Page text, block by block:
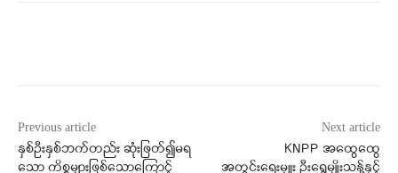
Previous article
နှစ်ဦးနှစ်ဘက်တည်း ဆုံးဖြတ်၍မရ
သော ကိစ္စများဖြစ်သောကြောင့်
Next article
KNPP အထွေထွေ
အတွင်းရေးမှူး ဦးရွှေမျိုးသန့်နှင့်